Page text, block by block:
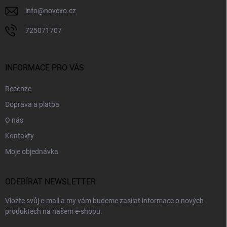
info@novexo.cz
725071707
INFORMACE PRO VÁS
Recenze
Doprava a platba
O nás
Kontakty
Moje objednávka
ODEBÍRAT NEWSLETTER
Vložte svůj e-mail a my vám budeme zasílat informace o nových
produktech na našem e-shopu.